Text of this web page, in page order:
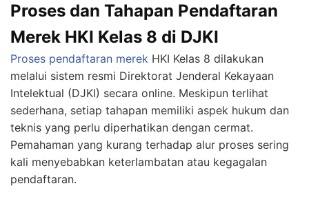
Proses dan Tahapan Pendaftaran
Merek HKI Kelas 8 di DJKI
Proses pendaftaran merek HKI Kelas 8 dilakukan
melalui sistem resmi Direktorat Jenderal Kekayaan
Intelektual (DJKI) secara online. Meskipun terlihat
sederhana, setiap tahapan memiliki aspek hukum dan
teknis yang perlu diperhatikan dengan cermat.
Pemahaman yang kurang terhadap alur proses sering
kali menyebabkan keterlambatan atau kegagalan
pendaftaran.